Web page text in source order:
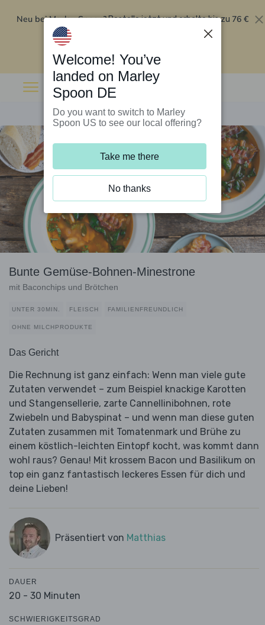
Neu bei Marley Spoon?Bestelle jetzt und erhalte bis zu 76 €
Rabatt auf deine ersten fünf Boxen
Bunte Gemüse-Bohnen-Minestrone
mit Baconchips und Brötchen
UNTER 30MIN. FLEISCH FAMILIENFREUNDLICH
OHNE MILCHPRODUKTE
Das Gericht
Die Rechnung ist ganz einfach: Wenn man viele gute
Zutaten verwendet – zum Beispiel knackige Karotten
und Stangensellerie, zarte Cannellinibohnen, rote
Zwiebeln und Babyspinat – und wenn man diese guten
Zutaten zusammen mit Tomatenmark und Brühe zu
einem köstlich-leichten Eintopf kocht, was kommt dann
wohl raus? Genau! Mit krossem Bacon und Basilikum on
top ein ganz fantastisch leckeres Essen für dich und
deine Lieben!
Präsentiert von Matthias
DAUER
20 - 30 Minuten
SCHWIERIGKEITSGRAD
Welcome! You’ve
landed on Marley
Spoon DE
Do you want to switch to Marley
Spoon US to see our local offering?
Take me there
No thanks